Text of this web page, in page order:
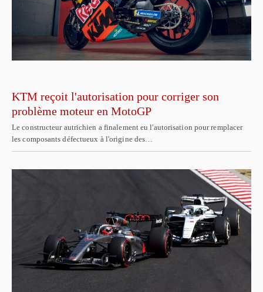
KTM reçoit l'autorisation pour corriger son
problème moteur en MotoGP
Le constructeur autrichien a finalement eu l'autorisation pour remplacer
les composants défectueux à l'origine des…